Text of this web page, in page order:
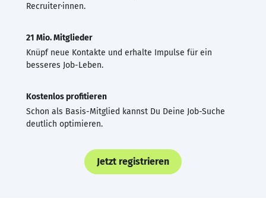
Recruiter·innen.
21 Mio. Mitglieder
Knüpf neue Kontakte und erhalte Impulse für ein
besseres Job-Leben.
Kostenlos profitieren
Schon als Basis-Mitglied kannst Du Deine Job-Suche
deutlich optimieren.
Jetzt registrieren